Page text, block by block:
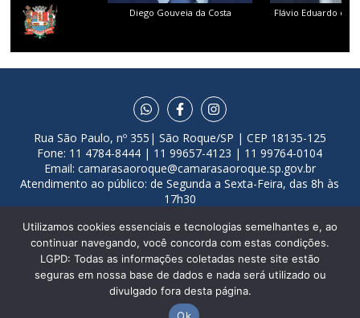
Diego Gouveia da Costa Flávio Eduardo dos
Rua São Paulo, nº 355| São Roque/SP | CEP 18135-125
Fone: 11 4784-8444 | 11 99657-4123 | 11 99764-0104
Email: camarasaoroque@camarasaoroque.sp.gov.br
Atendimento ao público: de Segunda a Sexta-Feira, das 8h às
17h30
Utilizamos cookies essenciais e tecnologias semelhantes e, ao
continuar navegando, você concorda com estas condições.
LGPD: Todas as informações coletadas neste site estão
seguras em nossa base de dados e nada será utilizado ou
divulgado fora desta página.
Ok